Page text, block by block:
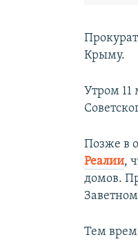
Крыму.
Утром 11
Позже в
Реалии,
домов.
Тем